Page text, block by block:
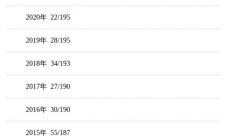
2020年 22/195
2019年 28/195
2018年 34/193
2017年 27/190
2016年 30/190
2015年 55/187